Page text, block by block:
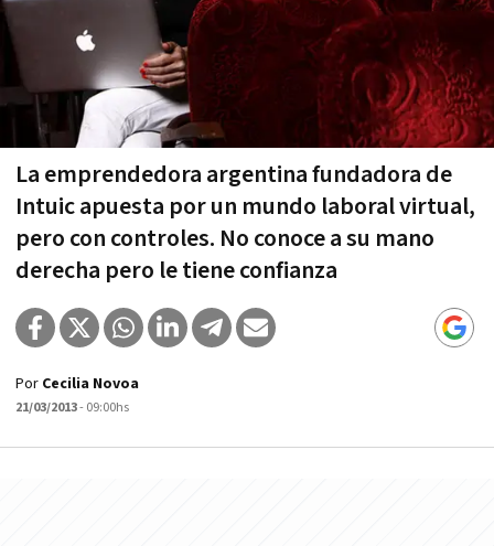
La emprendedora argentina fundadora de
Intuic apuesta por un mundo laboral virtual,
pero con controles. No conoce a su mano
derecha pero le tiene confianza
Por Cecilia Novoa
21/03/2013- 09:00hs